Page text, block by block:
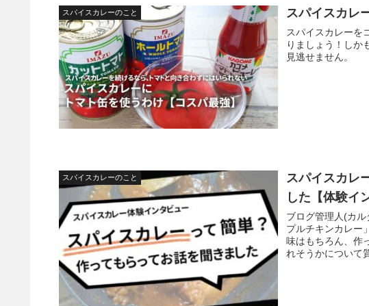
スパイスカレーのこと スパイスカレ
スパイスカレーを
りましょう！しか
見逃せません。
スパイスカレーのこと
スパイスカレ
した【体験イ
ブログ管理人(カ
プルチキンカレー
味はもちろん、作
れそうかについて